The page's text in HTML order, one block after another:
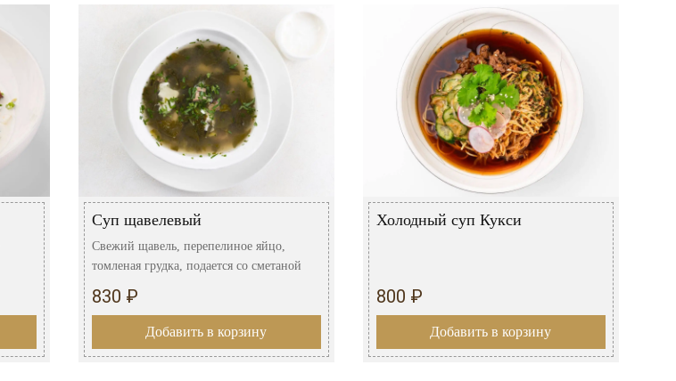
Суп щавелевый
Свежий щавель, перепелиное яйцо,
томленая грудка, подается со сметаной
830 ₽
Добавить в корзину
Холодный суп Кукси
800 ₽
Добавить в корзину